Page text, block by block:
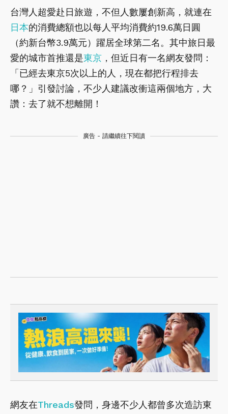
台灣人超愛赴日旅遊，不但人數屢創新高，就連在
日本的消費總額也以每人平均消費約19.6萬日圓
（約新台幣3.9萬元）躍居全球第二名。其中旅日最
愛的城市首推還是東京 ，但近日有一名網友發問：
「已經去東京5次以上的人，現在都把行程排去
哪？」引發討論，不少人建議改衝這兩個地方，大
讚：去了就不想離開！
廣告 - 請繼續往下閱讀
網友在Threads發問，身邊不少人都曾多次造訪東